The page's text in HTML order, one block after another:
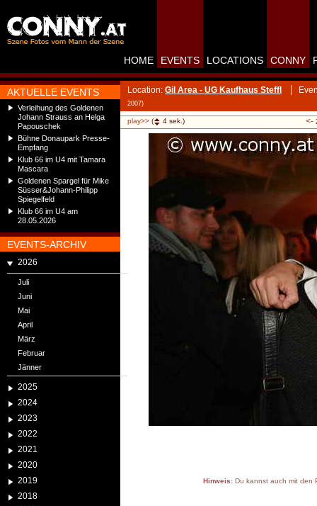
AKTUELLE EVENTS
Verleihung des Goldenen
Johann Strauss an Helga
Papouschek
Bühne Donaupark Presse-
Empfang
Klub 66 im U4 mit Tamara
Mascara
Goldenen Spargel für Mike
Süsser&Johann-Philipp
Spiegelfeld
Klub 66 im U4 am
28.05.2026
EVENTS-ARCHIV
2026
Juli
Juni
Mai
April
März
Februar
Jänner
2025
2024
2023
2022
2021
2020
2019
2018
HOME EVENTS LOCATIONS CONNY
Location: Gil Area - UG Kaufhaus Steffl
2007)
play>> ( 4 sek.) <-
Hinweis:Du kannst auch mit den